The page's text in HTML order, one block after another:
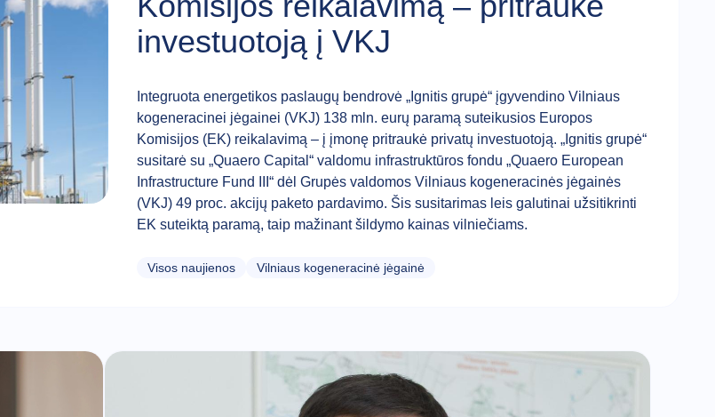
investuotoją į VKJ
Integruota energetikos paslaugų bendrovė „Ignitis grupė“ įgyvendino Vilniaus
kogeneracinei jėgainei (VKJ) 138 mln. eurų paramą suteikusios Europos
Komisijos (EK) reikalavimą – į įmonę pritraukė privatų investuotoją. „Ignitis grupė“
susitarė su „Quaero Capital“ valdomu infrastruktūros fondu „Quaero European
Infrastructure Fund III“ dėl Grupės valdomos Vilniaus kogeneracinės jėgainės
(VKJ) 49 proc. akcijų paketo pardavimo. Šis susitarimas leis galutinai užsitikrinti
EK suteiktą paramą, taip mažinant šildymo kainas vilniečiams.
Visos naujienos Vilniaus kogeneracinė jėgainė